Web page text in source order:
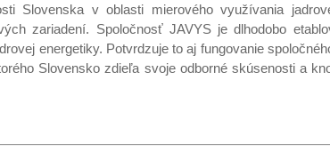
Slovenska v oblasti mierového využívania
zariadení. Spoločnosť JAVYS je dlhodobo
energetiky. Potvrdzuje to aj fungovanie
Slovensko zdieľa svoje odborné skúsenosti a